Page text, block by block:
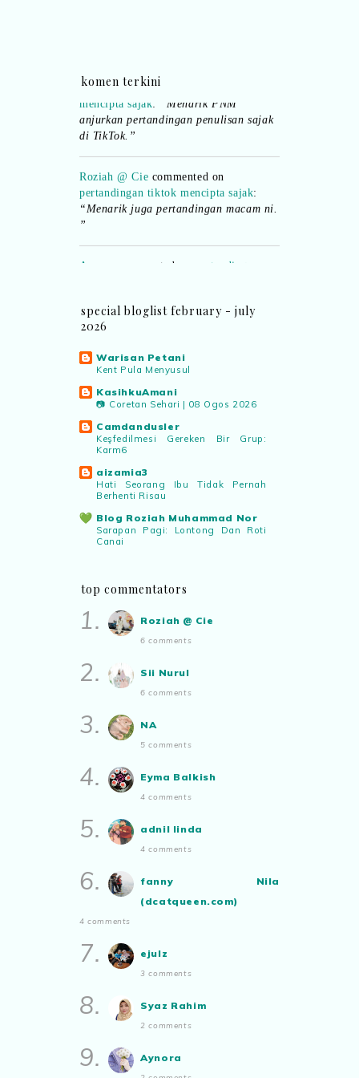
komen terkini
NAcommented on
anjurkan pertandingan penulisan sajak
di TikTok.”
pertandingan tiktok mencipta sajak
“Menarik juga pertandingan macam ni.
Malaysian.. tunjukkan bakatmu!”
special bloglist february - july
2026
Warisan Petani
Kent Pula Menyusul
KasihkuAmani
📷 Coretan Sehari | 08 Ogos 2026
Camdandusler
Keşfedilmesi Gereken Bir Grup:
Karm6
aizamia3
Hati Seorang Ibu Tidak Pernah
Berhenti Risau
Blog Roziah Muhammad Nor
Sarapan Pagi: Lontong Dan Roti
Canai
Drawing the Words
Apa Mungkin Terkenal Kita?
✿ Life Is Beautiful ✿
Tiffin for today ++
ABAM KIE : The Man of The
House
Nafkah Anak: Tanggungjawab
Manis Strawberi
Air Tangan Kak Ipar Bahagian 2
top commentators
1. Roziah @ Cie
6 comments
2. Sii Nurul
6 comments
3. NA
5 comments
4. Eyma Balkish
4 comments
5. adnil linda
4 comments
6.
fanny Nila
(dcatqueen.com)
4 comments
7. ejulz
3 comments
8. Syaz Rahim
2 comments
9. Aynora